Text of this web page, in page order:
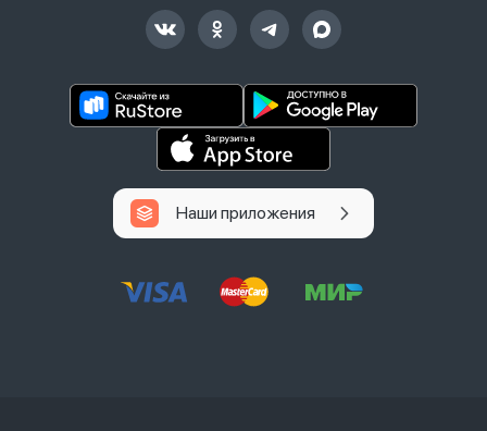
Наши приложения